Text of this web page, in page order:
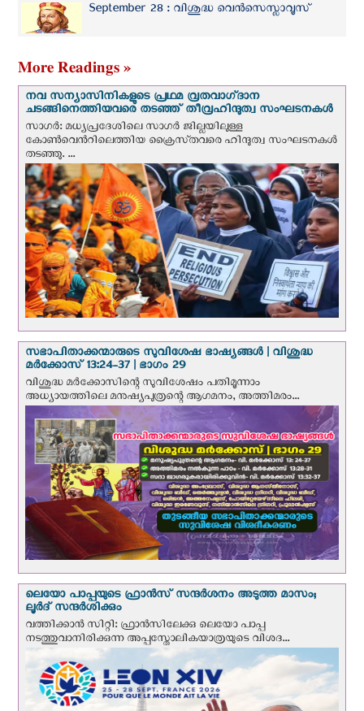
September 28 : വിശുദ്ധ വെന്‍സെസ്ലാവൂസ്
More Readings »
നവ സന്യാസിനികളുടെ പ്രഥമ വ്രതവാഗ്‌ദാന
ചടങ്ങിനെത്തിയവരെ തടഞ്ഞ് തീവ്രഹിന്ദുത്വ സംഘടനകള്‍
സാഗർ: മധ്യപ്രദേശിലെ സാഗർ ജില്ലയിലുള്ള
കോൺവെന്‍റിലെത്തിയ ക്രൈസ്‌തവരെ ഹിന്ദുത്വ സംഘടനകൾ
തടഞ്ഞു. ...
സഭാപിതാക്കന്മാരുടെ സുവിശേഷ ഭാഷ്യങ്ങള്‍ | വിശുദ്ധ
മര്‍ക്കോസ് 13:24-37 | ഭാഗം 29
വിശുദ്ധ മര്‍ക്കോസിന്റെ സുവിശേഷം പതിമൂന്നാം
അധ്യായത്തിലെ മനുഷ്യപുത്രന്റെ ആഗമനം, അത്തിമരം...
ലെയോ പാപ്പയുടെ ഫ്രാന്‍സ് സന്ദര്‍ശനം അടുത്ത മാസം;
ലൂര്‍ദ് സന്ദര്‍ശിക്കും
വത്തിക്കാന്‍ സിറ്റി: ഫ്രാൻസിലേക്കു ലെയോ പാപ്പ
നടത്തുവാനിരിക്കുന്ന അപ്പസ്തോലികയാത്രയുടെ വിശദ...